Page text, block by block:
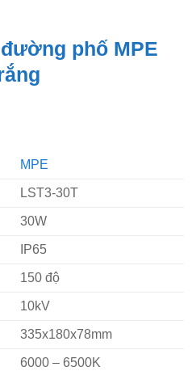
phố MPE
MPE
LST3-30T
30W
IP65
150 độ
10kV
335x180x78mm
6000 – 6500K